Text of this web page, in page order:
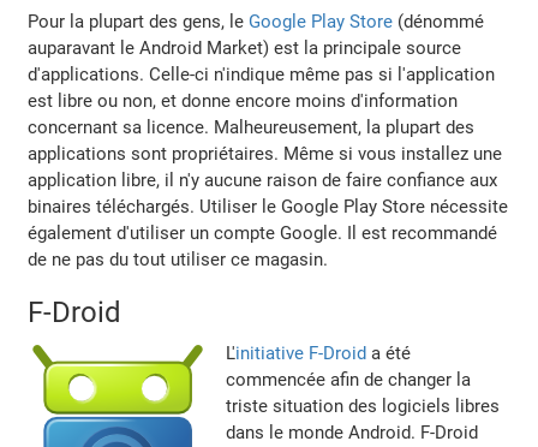
Pour la plupart des gens, le Google Play Store (dénommé
auparavant le Android Market) est la principale source
d'applications. Celle-ci n'indique même pas si l'application
est libre ou non, et donne encore moins d'information
concernant sa licence. Malheureusement, la plupart des
applications sont propriétaires. Même si vous installez une
application libre, il n'y aucune raison de faire confiance aux
binaires téléchargés. Utiliser le Google Play Store nécessite
également d'utiliser un compte Google. Il est recommandé
de ne pas du tout utiliser ce magasin.
F-Droid
L'initiative F-Droid a été
commencée afin de changer la
triste situation des logiciels libres
dans le monde Android. F-Droid